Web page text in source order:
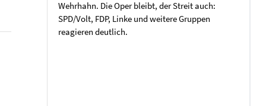
Wehrhahn. Die Oper bleibt, der Streit auch:
SPD/Volt, FDP, Linke und weitere Gruppen
reagieren deutlich.